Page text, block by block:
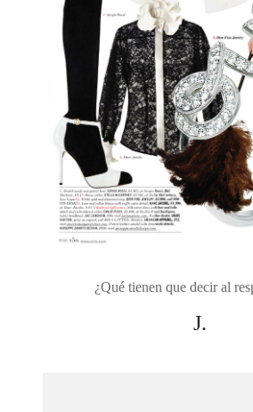
¿Qué tienen que decir al
J.